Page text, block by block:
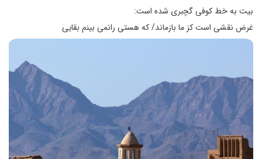
بیت به خط کوفی گچبری شده است:
غرض نقشی است کز ما بازماند/ که هستی رانمی بینم بقایی